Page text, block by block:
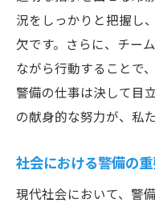
況をしっかりと把握し
欠です。さらに、チー
ながら行動することで
警備の仕事は決して目
の献身的な努力が、私
社会における警備の
現代社会において、警